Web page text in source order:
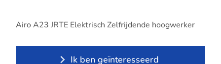
Airo A23 JRTE Elektrisch Zelfrijdende hoogwerker
Ik ben geïnteresseerd